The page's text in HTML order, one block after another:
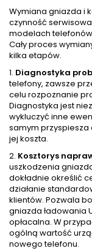
Wymiana gniazda i
czynność
modelach
Cały proces
kilka etapów.
1. Diagnostyka
telefony, zawsze
celu rozpoznanie
Diagnostyka jest
wykluczyć inne
samym przyspiesza
jej koszta.
2. Kosztorys
uszkodzenia
dokładnie określić
działanie
klientów. Pozwala
gniazda ładowania
opłacalna. W
ogólną wartość
nowego telefonu.